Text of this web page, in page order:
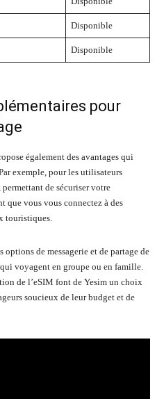
Disponible
Disponible
pour
également des avantages qui
exemple, pour les utilisateurs
de sécuriser votre
que vous vous connectez à des
touristiques.
de messagerie et de partage de
voyagent en groupe ou en famille.
de l’eSIM font de Yesim un choix
soucieux de leur budget et de